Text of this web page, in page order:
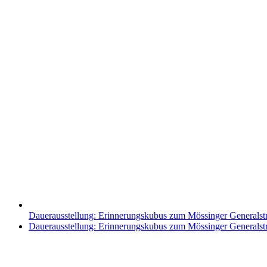
Dauerausstellung: Erinnerungskubus zum Mössinger
Nächster
Dauerausstellung: Erinnerungskubus zum Mössinger